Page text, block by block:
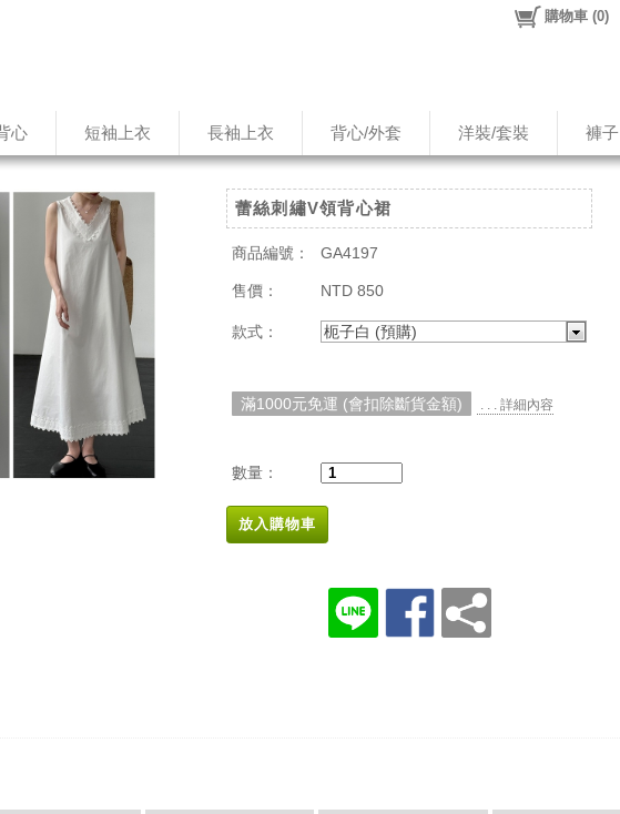
心 短袖上衣 長袖上衣 背心/外套 洋裝/套裝 褲子
購物車 (0)
蕾絲刺繡V領背心裙
商品編號： GA4197
售價： NTD 850
款式： 枙子白 (預購)
滿1000元免運 (會扣除斷貨金額) . . . 詳細內容
數量：
放入購物車